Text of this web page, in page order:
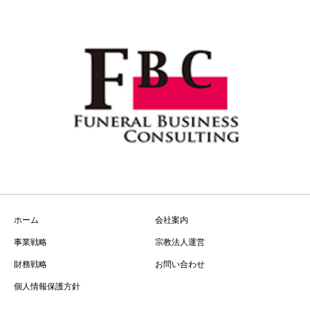
ホーム
会社案内
事業戦略
宗教法人運営
財務戦略
お問い合わせ
個人情報保護方針